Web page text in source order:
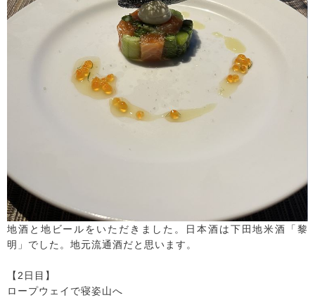
地酒と地ビールをいただきました。日本酒は下田地米酒「黎
明」でした。地元流通酒だと思います。
【2日目】
ロープウェイで寝姿山へ